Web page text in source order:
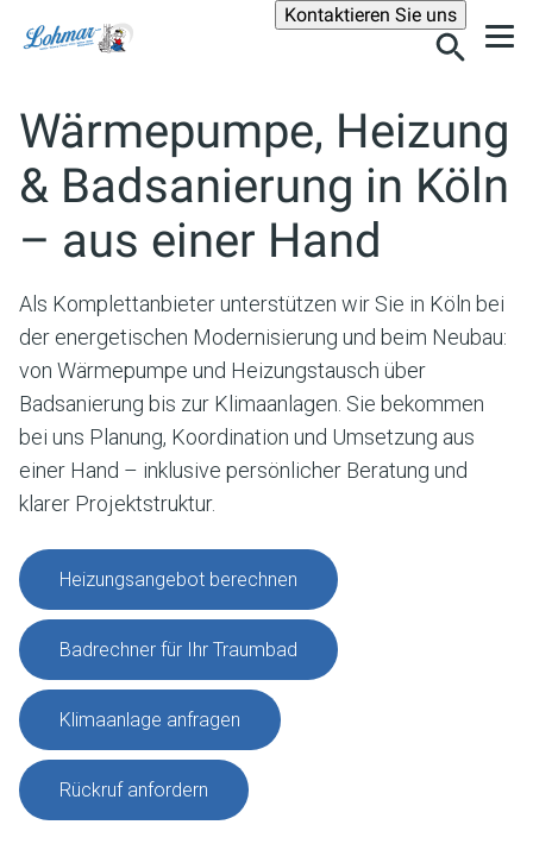
Kontaktieren Sie unsSuche
Wärmepumpe, Heizung
& Badsanierung in Köln
– aus einer Hand
Als Komplettanbieter unterstützen wir Sie in Köln bei
der energetischen Modernisierung und beim Neubau:
von Wärmepumpe und Heizungstausch über
Badsanierung bis zur Klimaanlagen. Sie bekommen
bei uns Planung, Koordination und Umsetzung aus
einer Hand – inklusive persönlicher Beratung und
klarer Projektstruktur.
Heizungsangebot berechnen
Badrechner für Ihr Traumbad
Klimaanlage anfragen
Rückruf anfordern